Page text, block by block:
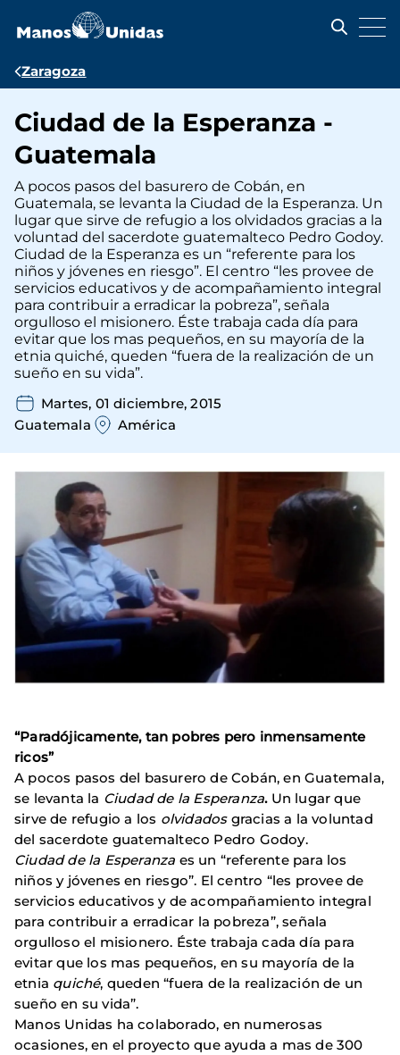
contenido
Ruta
navegación
Zaragoza
Ciudad de la Esperanza -
Guatemala
A pocos pasos del basurero de Cobán, en
Guatemala, se levanta la Ciudad de la Esperanza. Un
lugar que sirve de refugio a los olvidados gracias a la
voluntad del sacerdote guatemalteco Pedro Godoy.
Ciudad de la Esperanza es un “referente para los
niños y jóvenes en riesgo”. El centro “les provee de
servicios educativos y de acompañamiento integral
para contribuir a erradicar la pobreza”, señala
orgulloso el misionero. Éste trabaja cada día para
evitar que los mas pequeños, en su mayoría de la
etnia quiché, queden “fuera de la realización de un
sueño en su vida”.
Martes, 01 diciembre, 2015
Guatemala
América
“Paradójicamente, tan pobres pero inmensamente
ricos”
A pocos pasos del basurero de Cobán, en Guatemala,
se levanta la Ciudad de la Esperanza. Un lugar que
sirve de refugio a los olvidadosgracias a la voluntad
del sacerdote guatemalteco Pedro Godoy.
Ciudad de la Esperanza es un “referente para los
niños y jóvenes en riesgo”. El centro “les provee de
servicios educativos y de acompañamiento integral
para contribuir a erradicar la pobreza”, señala
orgulloso el misionero. Éste trabaja cada día para
evitar que los mas pequeños, en su mayoría de la
etnia quiché, queden “fuera de la realización de un
sueño en su vida”.
Manos Unidas ha colaborado, en numerosas
ocasiones, en el proyecto que ayuda a mas de 300